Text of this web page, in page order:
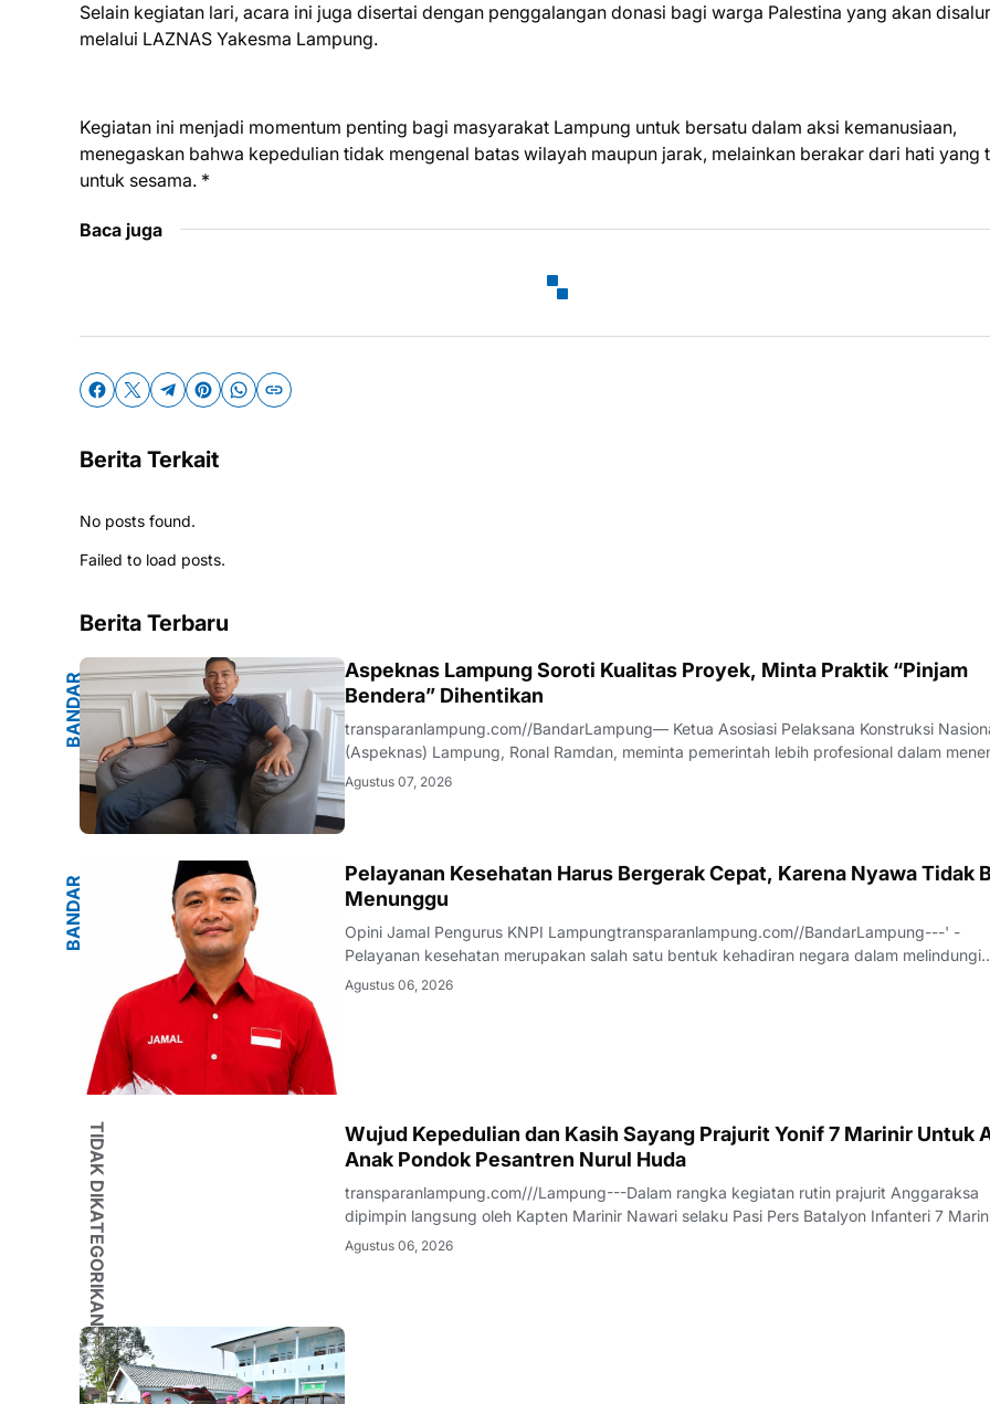
Selain kegiatan lari, acara ini juga disertai dengan penggalangan donasi bagi warga Palestina yang akan
melalui LAZNAS Yakesma Lampung.
Kegiatan ini menjadi momentum penting bagi masyarakat Lampung untuk bersatu dalam aksi kemanusiaan,
menegaskan bahwa kepedulian tidak mengenal batas wilayah maupun jarak, melainkan berakar dari hati yang
untuk sesama. *
Baca juga
Berita Terkait
No posts found.
Failed to load posts.
Berita Terbaru
B
A
N
D
A
R
L
A
M
P
U
NG
Aspeknas Lampung Soroti Kualitas Proyek, Minta Praktik “Pinjam
Bendera” Dihentikan
transparanlampung.com//BandarLampung— Ketua Asosiasi Pelaksana Konstruksi
(Aspeknas) Lampung, Ronal Ramdan, meminta pemerintah lebih profesional dalam
perusahaan pelaksana proyek konstruksi.Hal itu disampaikan Ronal saat diwawancarai tim
Agustus 07, 2026
B
A
N
D
A
R
L
A
M
P
U
N
Pelayanan Kesehatan Harus Bergerak Cepat, Karena Nyawa Tidak
Menunggu
Opini Jamal Pengurus KNPI Lampungtransparanlampung.com//BandarLampung---' -
Pelayanan kesehatan merupakan salah satu bentuk kehadiran negara dalam melindungi
warganya. Di tengah pesatnya perkembangan teknologi dan meningkatnya ekspektasi
Agustus 06, 2026
TIDAK DIKATEGORIKAN
Wujud Kepedulian dan Kasih Sayang Prajurit Yonif 7 Marinir Untuk
Anak Pondok Pesantren Nurul Huda
transparanlampung.com///Lampung---Dalam rangka kegiatan rutin prajurit Anggaraksa
dipimpin langsung oleh Kapten Marinir Nawari selaku Pasi Pers Batalyon Infanteri 7
beaserta Ketua dan anggota Jalasenastri Ranting A Cabang 7 PG Kormar melaksanakan
Agustus 06, 2026